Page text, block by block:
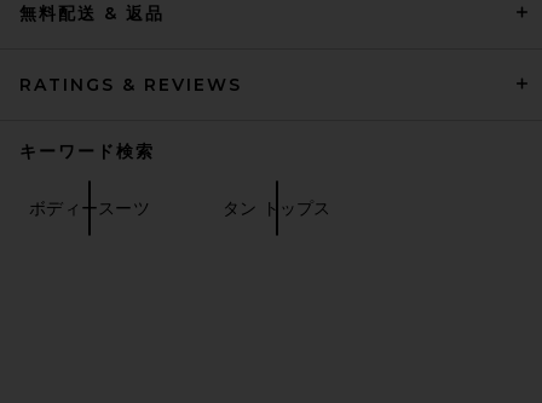
無料配送 & 返品
RATINGS & REVIEWS
キーワード検索
ボディースーツ タン トップス